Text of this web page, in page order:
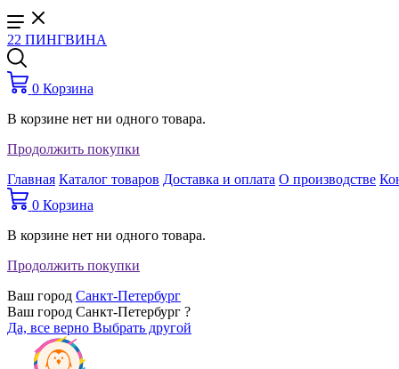
22 ПИНГВИНА
0 Корзина
В корзине нет ни одного товара.
Продолжить покупки
Главная Каталог товаров Доставка и оплата О производстве
0 Корзина
В корзине нет ни одного товара.
Продолжить покупки
Ваш город Санкт-Петербург
Ваш город Санкт-Петербург ?
Да, все верно Выбрать другой